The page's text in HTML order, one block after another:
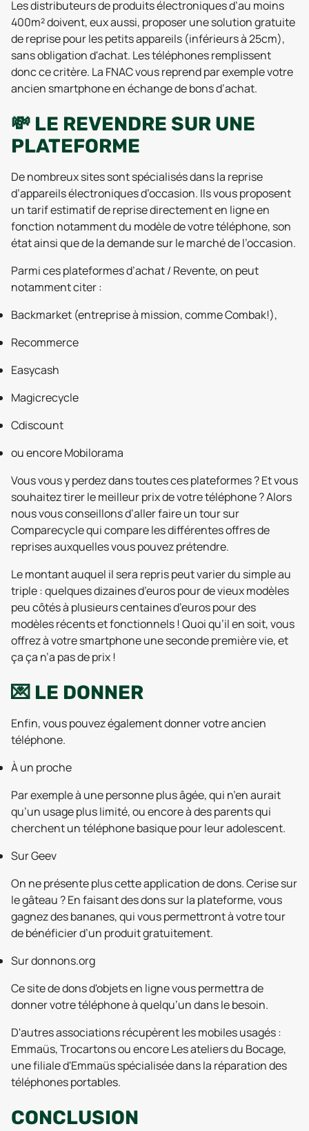
Les distributeurs de produits électroniques d’au moins
400m² doivent, eux aussi, proposer une solution gratuite
de reprise pour les petits appareils (inférieurs à 25cm),
sans obligation d'achat. Les téléphones remplissent
donc ce critère. La FNAC vous reprend par exemple votre
ancien smartphone en échange de bons d’achat.
💸 LE REVENDRE SUR UNE
PLATEFORME
De nombreux sites sont spécialisés dans la reprise
d’appareils électroniques d’occasion. Ils vous proposent
un tarif estimatif de reprise directement en ligne en
fonction notamment du modèle de votre téléphone, son
état ainsi que de la demande sur le marché de l’occasion.
Parmi ces plateformes d’achat / Revente, on peut
notamment citer :
Backmarket (entreprise à mission, comme Combak!),
Recommerce
Easycash
Magicrecycle
Cdiscount
ou encore Mobilorama
Vous vous y perdez dans toutes ces plateformes ? Et vous
souhaitez tirer le meilleur prix de votre téléphone ? Alors
nous vous conseillons d’aller faire un tour sur
Comparecycle qui compare les différentes offres de
reprises auxquelles vous pouvez prétendre.
Le montant auquel il sera repris peut varier du simple au
triple : quelques dizaines d’euros pour de vieux modèles
peu côtés à plusieurs centaines d’euros pour des
modèles récents et fonctionnels ! Quoi qu’il en soit, vous
offrez à votre smartphone une seconde première vie, et
ça ça n’a pas de prix !
💌 LE DONNER
Enfin, vous pouvez également donner votre ancien
téléphone.
À un proche
Par exemple à une personne plus âgée, qui n’en aurait
qu’un usage plus limité, ou encore à des parents qui
cherchent un téléphone basique pour leur adolescent.
Sur Geev
On ne présente plus cette application de dons. Cerise sur
le gâteau ? En faisant des dons sur la plateforme, vous
gagnez des bananes, qui vous permettront à votre tour
de bénéficier d’un produit gratuitement.
Sur donnons.org
Ce site de dons d'objets en ligne vous permettra de
donner votre téléphone à quelqu’un dans le besoin.
D'autres associations récupèrent les mobiles usagés :
Emmaüs, Trocartons ou encore Les ateliers du Bocage,
une filiale d'Emmaüs spécialisée dans la réparation des
téléphones portables.
CONCLUSION